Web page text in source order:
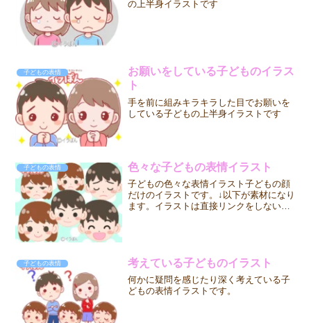
の上半身イラストです
子どもの表情
お願いをしている子どものイラス
ト
手を前に組みキラキラした目でお願いを
している子どもの上半身イラストです
子どもの表情 色々な子どもの表情イラスト
子どもの色々な表情イラスト子どもの顔
だけのイラストです。↓以下が素材になり
ます。イラストは直接リンクをしないで
子どもの表情 考えている子どものイラスト
何かに疑問を感じたり深く考えている子
どもの表情イラストです。